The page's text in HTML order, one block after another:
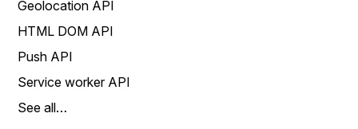
Geolocation API
HTML DOM API
Push API
Service worker API
See all…